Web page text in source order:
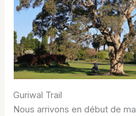
Guriwal Trail
Nous arrivons en début de